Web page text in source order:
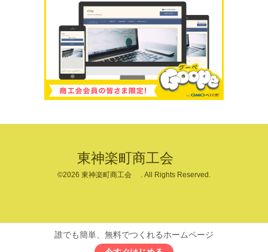
東神楽町商工会
©2026 東神楽町商工会 . All Rights Reserved.
誰でも簡単、無料でつくれるホームページ